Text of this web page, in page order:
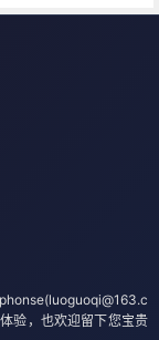
验，也欢迎留下您宝贵